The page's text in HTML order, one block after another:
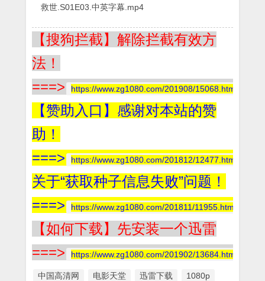
救世.S01E03.中英字幕.mp4
【搜狗拦截】解除拦截有效方
法！
===>
https://www.zg1080.com/201908/15068.html
【赞助入口】感谢对本站的赞
助！
===>
https://www.zg1080.com/201812/12477.html
关于“获取种子信息失败”问题！
===>
https://www.zg1080.com/201811/11955.html
【如何下载】先安装一个迅雷
===>
https://www.zg1080.com/201902/13684.html
中国高清网 电影天堂 迅雷下载 1080p